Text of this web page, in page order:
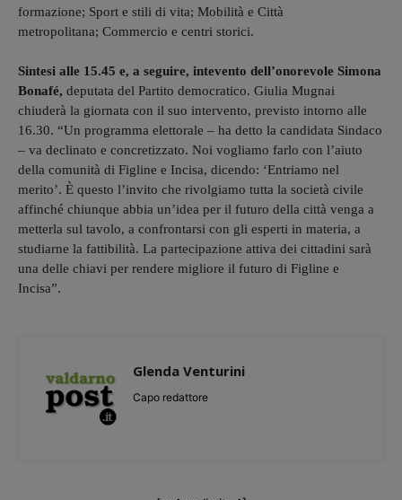
formazione; Sport e stili di vita; Mobilità e Città
metropolitana; Commercio e centri storici.
Sintesi alle 15.45 e, a seguire, intevento dell’onorevole Simona
Bonafé, deputata del Partito democratico. Giulia Mugnai
chiuderà la giornata con il suo intervento, previsto intorno alle
16.30. “Un programma elettorale – ha detto la candidata Sindaco
– va declinato e concretizzato. Noi vogliamo farlo con l’aiuto
della comunità di Figline e Incisa, dicendo: ‘Entriamo nel
merito’. È questo l’invito che rivolgiamo tutta la società civile
affinché chiunque abbia un’idea per il futuro della città venga a
metterla sul tavolo, a confrontarsi con gli esperti in materia, a
studiarne la fattibilità. La partecipazione attiva dei cittadini sarà
una delle chiavi per rendere migliore il futuro di Figline e
Incisa”.
Glenda Venturini
Capo redattore